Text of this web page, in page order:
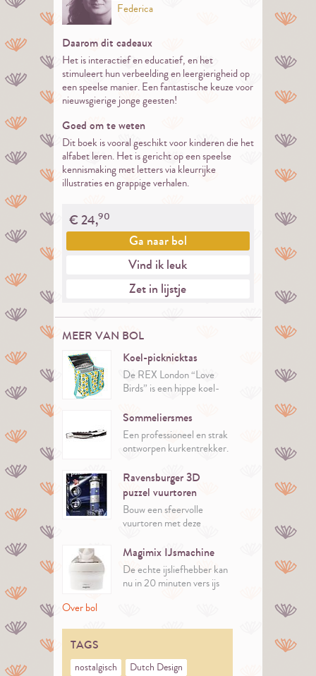
Federica
Daarom dit cadeaux
Het is interactief en educatief, en het
stimuleert hun verbeelding en leergierigheid op
een speelse manier. Een fantastische keuze voor
nieuwsgierige jonge geesten!
Goed om te weten
Dit boek is vooral geschikt voor kinderen die het
alfabet leren. Het is gericht op een speelse
kennismaking met letters via kleurrijke
illustraties en grappige verhalen.
€24,90
Ga naarbol
Vind ik leuk
Zet in lijstje
MEER VAN BOL
Koel-picknicktas
De REX London “Love
Birds” is een hippe koel-
gerecycled plastic.
Sommeliersmes
Een professioneel en strak
ontworpen kurkentrekker.
Ravensburger 3D
puzzel vuurtoren
Bouw een sfeervolle
vuurtoren met deze
Ravensburger.
Magimix IJsmachine
De echte ijsliefhebber kan
nu in 20 minuten vers ijs
Over bol
TAGS
nostalgisch Dutch Design